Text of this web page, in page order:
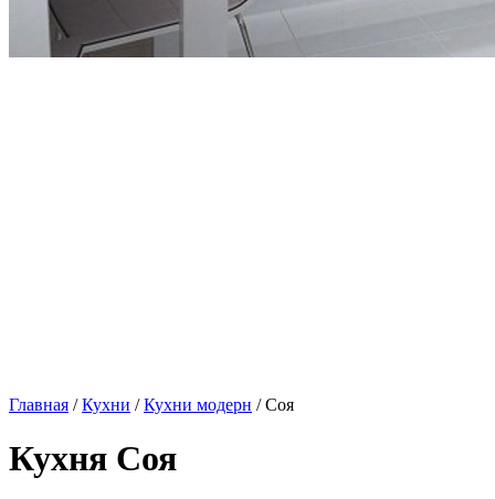
Главная /Кухни /Кухни модерн / Соя
Кухня Соя